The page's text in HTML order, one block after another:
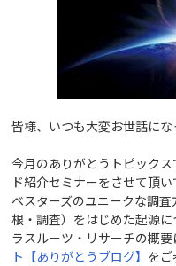
皆様、いつも大変お世話にな
今月のありがとうトピック
ド紹介セミナーをさせて頂
ベスターズのユニークな調
根・調査）をはじめた起源
ラスルーツ・リサーチの概
ト【ありがとうブログ】 をご